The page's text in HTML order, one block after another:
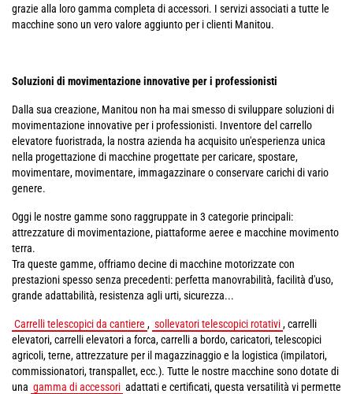
grazie alla loro gamma completa di accessori. I servizi associati a tutte le
macchine sono un vero valore aggiunto per i clienti Manitou.
Soluzioni di movimentazione innovative per i professionisti
Dalla sua creazione, Manitou non ha mai smesso di sviluppare soluzioni di
movimentazione innovative per i professionisti. Inventore del carrello
elevatore fuoristrada, la nostra azienda ha acquisito un'esperienza unica
nella progettazione di macchine progettate per caricare, spostare,
movimentare, movimentare, immagazzinare o conservare carichi di vario
genere.
Oggi le nostre gamme sono raggruppate in 3 categorie principali:
attrezzature di movimentazione, piattaforme aeree e macchine movimento
terra.
Tra queste gamme, offriamo decine di macchine motorizzate con
prestazioni spesso senza precedenti: perfetta manovrabilità, facilità d'uso,
grande adattabilità, resistenza agli urti, sicurezza...
Carrelli telescopici da cantiere , sollevatori telescopici rotativi, carrelli
elevatori, carrelli elevatori a forca, carrelli a bordo, caricatori, telescopici
agricoli, terne, attrezzature per il magazzinaggio e la logistica (impilatori,
commissionatori, transpallet, ecc.). Tutte le nostre macchine sono dotate di
una gamma di accessori adattati e certificati, questa versatilità vi permette